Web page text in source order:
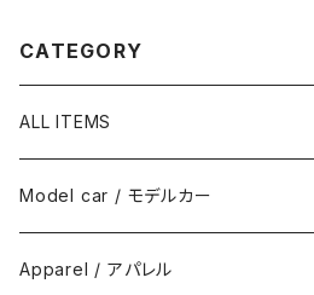
CATEGORY
ALL ITEMS
Model car / モデルカー
FIAT
Apparel / アパレル